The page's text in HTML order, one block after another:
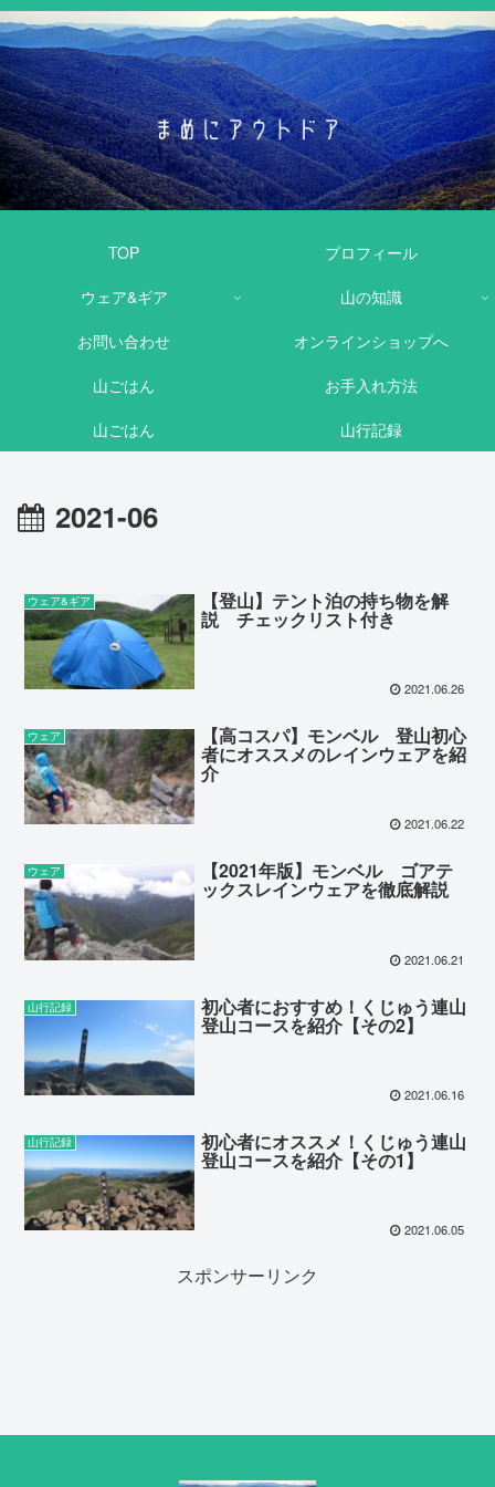
TOP
プロフィール
ウェア&ギア
山の知識
お問い合わせ
オンラインショップへ
山ごはん
お手入れ方法
山ごはん
山行記録
2021-06
ウェア&ギア 【登山】テント泊の持ち物を解
説 チェックリスト付き
2021.06.26
ウェア 【高コスパ】モンベル 登山初心
者にオススメのレインウェアを紹
介
2021.06.22
ウェア 【2021年版】モンベル ゴアテ
ックスレインウェアを徹底解説
2021.06.21
山行記録 初心者におすすめ！くじゅう連山
登山コースを紹介【その2】
2021.06.16
山行記録 初心者にオススメ！くじゅう連山
登山コースを紹介【その1】
2021.06.05
スポンサーリンク